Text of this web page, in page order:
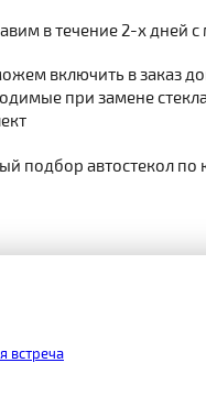
в течение 2-х дней с
включить в заказ
при замене
подбор автостекол по